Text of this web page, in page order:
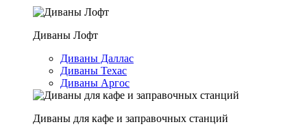
Диваны Лофт
Диваны Даллас
Диваны Техас
Диваны Аргос
Диваны для кафе и заправочных станций